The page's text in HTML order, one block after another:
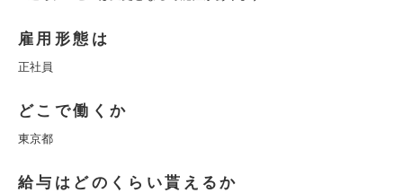
雇用形態は
正社員
どこで働くか
東京都
給与はどのくらい貰えるか